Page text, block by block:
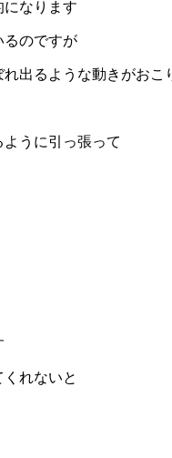
になります
るのですが
出るような動きがおこ
うに引っ張って
れないと